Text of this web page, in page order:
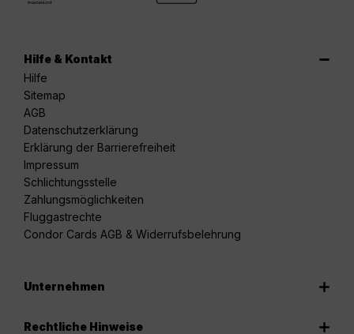
Hilfe & Kontakt
Hilfe
Sitemap
AGB
Datenschutzerklärung
Erklärung der Barrierefreiheit
Impressum
Schlichtungsstelle
Zahlungsmöglichkeiten
Fluggastrechte
Condor Cards AGB & Widerrufsbelehrung
Unternehmen
Rechtliche Hinweise